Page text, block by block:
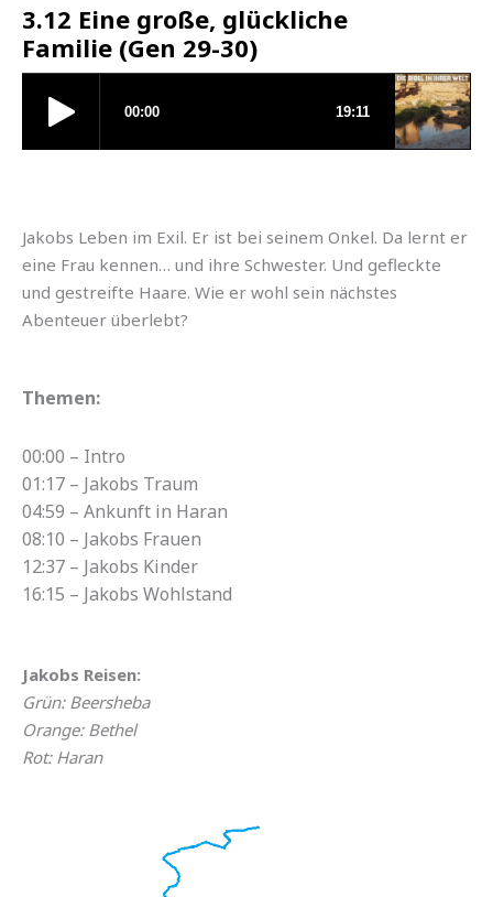
3.12 Eine große, glückliche
Familie (Gen 29-30)
Jakobs Leben im Exil. Er ist bei seinem Onkel. Da lernt er
eine Frau kennen… und ihre Schwester. Und gefleckte
und gestreifte Haare. Wie er wohl sein nächstes
Abenteuer überlebt?
Themen:
00:00 – Intro
01:17 – Jakobs Traum
04:59 – Ankunft in Haran
08:10 – Jakobs Frauen
12:37 – Jakobs Kinder
16:15 – Jakobs Wohlstand
Jakobs Reisen:
Grün: Beersheba
Orange: Bethel
Rot: Haran